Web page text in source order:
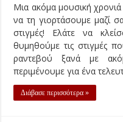
Μια ακόμα μουσική
να τη γιορτάσουμε μαζί
στιγμές! Ελάτε να
θυμηθούμε τις στιγμές
ραντεβού ξανά με
περιμένουμε για ένα
Διάβασε περισσότερα »